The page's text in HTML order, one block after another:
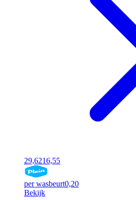
29,6216,55
per wasbeurt0,20
Bekijk